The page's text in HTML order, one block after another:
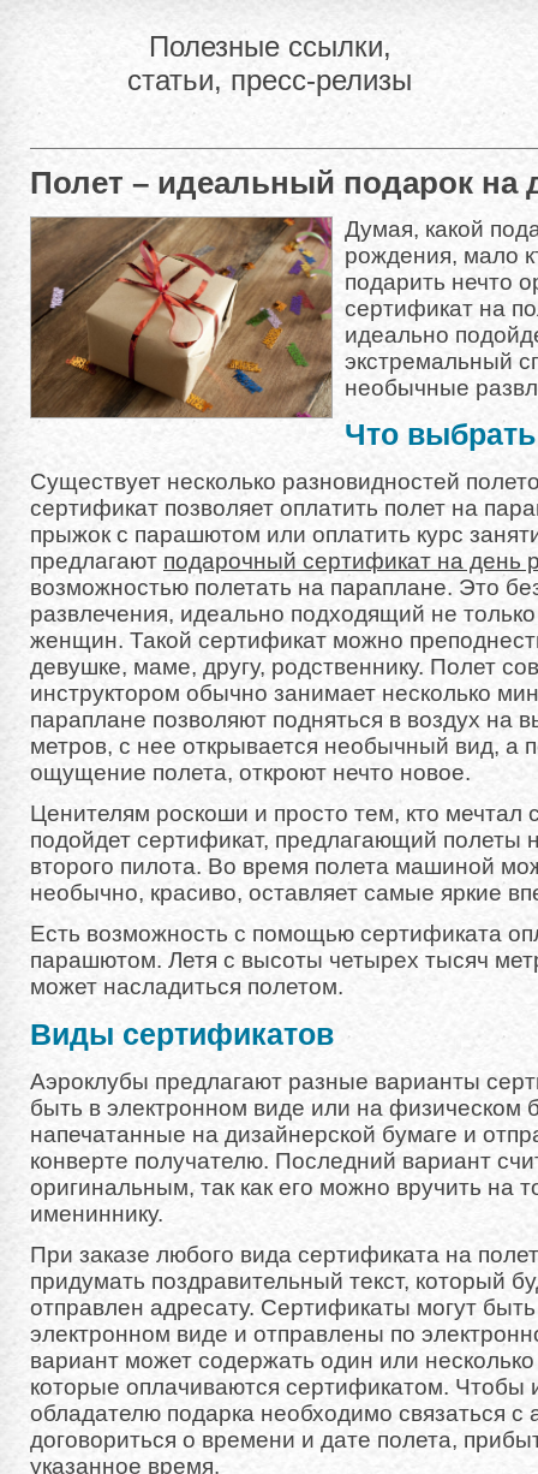
Полезные ссылки,
статьи, пресс-релизы
Полет – идеальный подарок на
Думая, какой
рождения, мало
подарить нечто
сертификат на
идеально
экстремальный
необычные
Что выбрать
Существует несколько разновидностей
сертификат позволяет оплатить полет на
прыжок с парашютом или оплатить курс
предлагают подарочный сертификат на день
возможностью полетать на параплане. Это
развлечения, идеально подходящий не
женщин. Такой сертификат можно
девушке, маме, другу, родственнику. Полет
инструктором обычно занимает несколько
параплане позволяют подняться в воздух на
метров, с нее открывается необычный вид, а
ощущение полета, откроют нечто новое.
Ценителям роскоши и просто тем, кто мечтал
подойдет сертификат, предлагающий полеты
второго пилота. Во время полета машиной
необычно, красиво, оставляет самые яркие
Есть возможность с помощью сертификата
парашютом. Летя с высоты четырех тысяч
может насладиться полетом.
Виды сертификатов
Аэроклубы предлагают разные варианты
быть в электронном виде или на физическом
напечатанные на дизайнерской бумаге и
конверте получателю. Последний вариант
оригинальным, так как его можно вручить на
имениннику.
При заказе любого вида сертификата на
придумать поздравительный текст, который
отправлен адресату. Сертификаты могут
электронном виде и отправлены по
вариант может содержать один или
которые оплачиваются сертификатом. Чтобы
обладателю подарка необходимо связаться с
договориться о времени и дате полета,
указанное время.